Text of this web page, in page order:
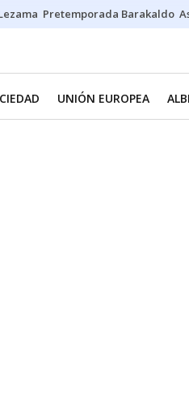
Pretemporada Barakaldo
UNIÓN EUROPEA